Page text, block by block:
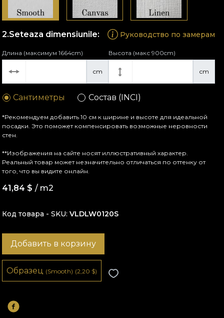
Seteaza dimensiunile: Руководство по замерам
cm
Длина (максимум 1664cm)
cm
Высота (макс 900cm)
Сантиметры Состав (INCI)
*Рекомендуем добавить 10 см к ширине и высоте для идеальной
посадки. Это поможет компенсировать возможные неровности
стен.
**Изображения на сайте носят иллюстративный характер.
Реальный товар может незначительно отличаться по оттенку от
того, что вы видите онлайн.
41,84 $ / m2
Код товара - SKU VLDLW0120S
Добавить в корзину
Образец (Smooth) (2,20 $)